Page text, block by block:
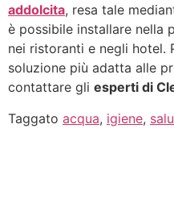
addolcita, resa tale
è possibile installare nella
nei ristoranti e negli hotel.
soluzione più adatta alle
contattare gli esperti di
Taggato acqua, igiene,